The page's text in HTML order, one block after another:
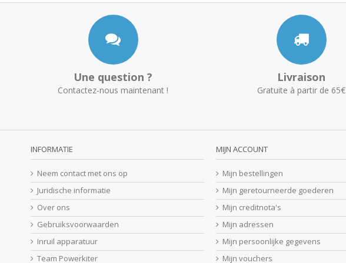
Une question ?
Contactez-nous maintenant !
Livraison
Gratuite à partir de 65€
INFORMATIE
Neem contact met ons op
Juridische informatie
Over ons
Gebruiksvoorwaarden
Inruil apparatuur
Team Powerkiter
MIJN ACCOUNT
Mijn bestellingen
Mijn geretourneerde goederen
Mijn creditnota's
Mijn adressen
Mijn persoonlijke gegevens
Mijn vouchers